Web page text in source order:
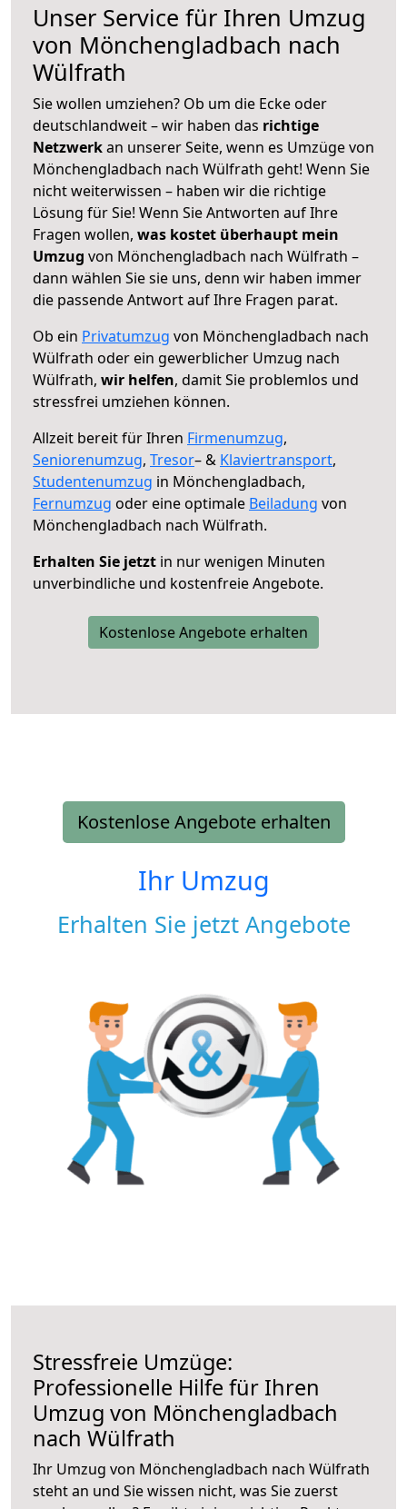
Unser Service für Ihren Umzug
von Mönchengladbach nach
Wülfrath
Sie wollen umziehen? Ob um die Ecke oder
deutschlandweit – wir haben das richtige
Netzwerkan unserer Seite, wenn es Umzüge von
Mönchengladbach nach Wülfrath geht! Wenn Sie
nicht weiterwissen – haben wir die richtige
Lösung für Sie! Wenn Sie Antworten auf Ihre
Fragen wollen, was kostet überhaupt mein
Umzug von Mönchengladbach nach Wülfrath –
dann wählen Sie sie uns, denn wir haben immer
die passende Antwort auf Ihre Fragen parat.
Ob ein Privatumzug von Mönchengladbach nach
Wülfrath oder ein gewerblicher Umzug nach
Wülfrath, wir helfen, damit Sie problemlos und
stressfrei umziehen können.
Allzeit bereit für Ihren Firmenumzug,
Seniorenumzug, Tresor– & Klaviertransport,
Studentenumzug in Mönchengladbach,
Fernumzug oder eine optimale Beiladung von
Mönchengladbach nach Wülfrath.
Erhalten Sie jetzt in nur wenigen Minuten
unverbindliche und kostenfreie Angebote.
Kostenlose Angebote erhalten
Kostenlose Angebote erhalten
Ihr Umzug
Erhalten Sie jetzt Angebote
Stressfreie Umzüge:
Professionelle Hilfe für Ihren
Umzug von Mönchengladbach
nach Wülfrath
Ihr Umzug von Mönchengladbach nach Wülfrath
steht an und Sie wissen nicht, was Sie zuerst